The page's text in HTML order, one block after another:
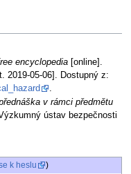
encyclopedia [online].
2019-05-06]. Dostupný z:
.
v rámci předmětu
ústav bezpečnosti
k heslu )